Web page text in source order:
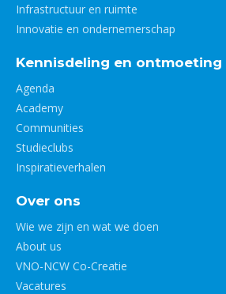
Infrastructuur en ruimte
Innovatie en ondernemerschap
Kennisdeling en ontmoeting
Agenda
Academy
Communities
Studieclubs
Inspiratieverhalen
Over ons
Wie we zijn en wat we doen
About us
VNO-NCW Co-Creatie
Vacatures